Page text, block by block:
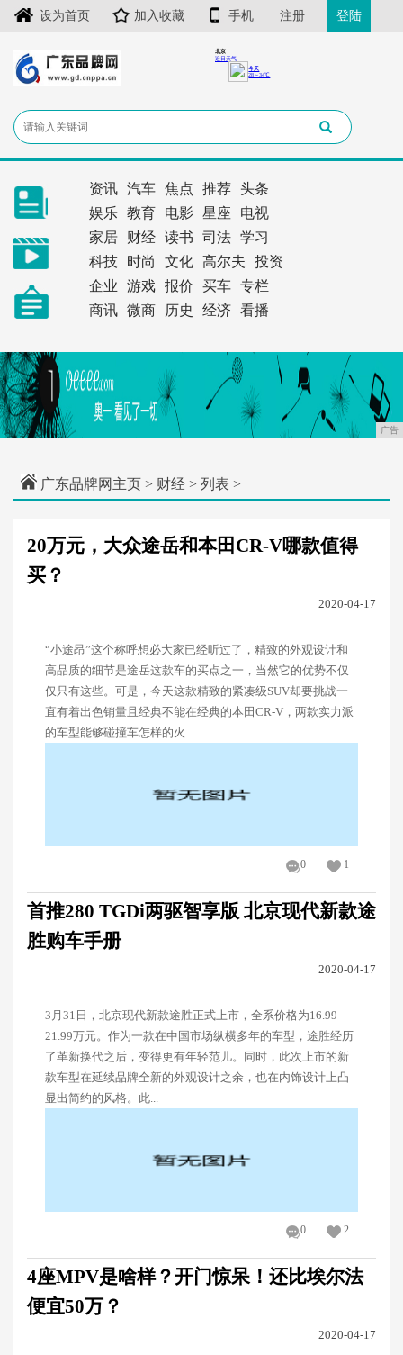
设为首页 加入收藏 手机 注册 登陆
资讯 汽车 焦点 推荐
头条
娱乐
教育 电影 星座
电视
家居
财经 读书 司法
学习
科技
时尚 文化 高尔夫
投资
企业
游戏 报价 买车
专栏
商讯
微商 历史 经济 看播
广告
广东品牌网主页 > 财经 > 列表 >
20万元，大众途岳和本田CR-V哪款值得
买？
2020-04-17
“小途昂”这个称呼想必大家已经听过了，精致的外观设计和
高品质的细节是途岳这款车的买点之一，当然它的优势不仅
仅只有这些。可是，今天这款精致的紧凑级SUV却要挑战一
直有着出色销量且经典不能在经典的本田CR-V，两款实力派
的车型能够碰撞车怎样的火...
0 1
首推280 TGDi两驱智享版 北京现代新款途
胜购车手册
2020-04-17
3月31日，北京现代新款途胜正式上市，全系价格为16.99-
21.99万元。作为一款在中国市场纵横多年的车型，途胜经历
了革新换代之后，变得更有年轻范儿。同时，此次上市的新
款车型在延续品牌全新的外观设计之余，也在内饰设计上凸
显出简约的风格。此...
0 2
4座MPV是啥样？开门惊呆！还比埃尔法
便宜50万？
2020-04-17